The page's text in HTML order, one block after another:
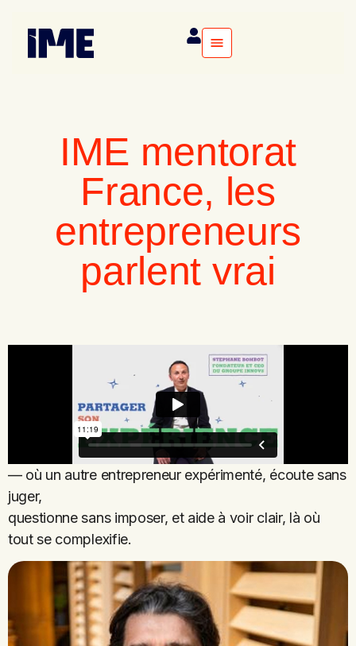
IME mentorat
France, les
entrepreneurs
parlent vrai
— où un autre entrepreneur expérimenté, écoute sans
juger,
questionne sans imposer, et aide à voir clair, là où
tout se complexifie.